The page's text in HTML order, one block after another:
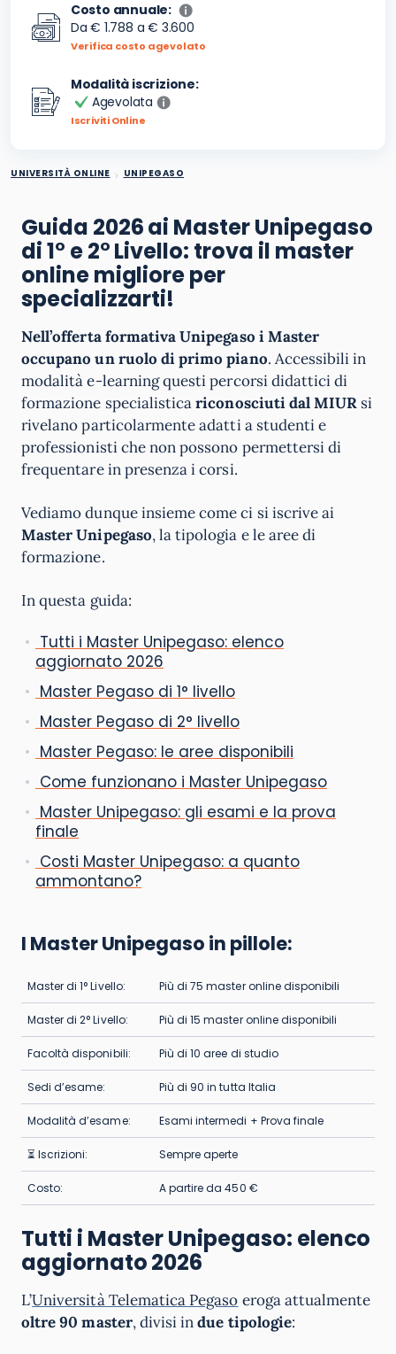
Costo annuale:
Da€ 1.788 a€ 3.600
Verifica costo agevolato
Modalità iscrizione:
Agevolata
Iscriviti Online
UNIVERSITÀ ONLINE UNIPEGASO
Guida 2026 ai Master Unipegaso
di 1° e 2° Livello: trova il master
online migliore per
specializzarti!
Nell’offerta formativa Unipegaso i Master
occupano un ruolo di primo piano. Accessibili in
modalità e-learning questi percorsi didattici di
formazione specialisticariconosciuti dal MIUR si
rivelano particolarmente adatti a studenti e
professionisti che non possono permettersi di
frequentare in presenza i corsi.
Vediamo dunque insieme come ci si iscrive ai
Master Unipegaso, la tipologia e le aree di
formazione.
In questa guida:
Tutti i Master Unipegaso: elenco
aggiornato 2026
Master Pegaso di 1° livello
Master Pegaso di 2° livello
Master Pegaso: le aree disponibili
Come funzionano i Master Unipegaso
Master Unipegaso: gli esami e la prova
finale
Costi Master Unipegaso: a quanto
ammontano?
I Master Unipegaso in pillole:
Master di 1° Livello: Più di 75 master online disponibili
Master di 2° Livello: Più di 15 master online disponibili
Facoltà disponibili: Più di 10 aree di studio
Sedi d’esame: Più di 90 in tutta Italia
Modalità d’esame: Esami intermedi + Prova finale
⏳ Iscrizioni: Sempre aperte
Costo: A partire da 450 €
Tutti i Master Unipegaso: elenco
aggiornato 2026
L’Università Telematica Pegaso eroga attualmente
oltre 90 master, divisi indue tipologie: